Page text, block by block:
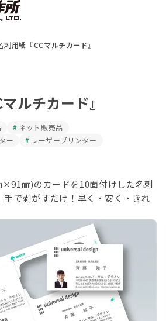
刺用紙『CCマルチカード』
ルチカード』
ネット販売品
ー
レーザープリンター
㎜)のカードを10面付けした名刺
手で剥がすだけ！早く・安く・きれ